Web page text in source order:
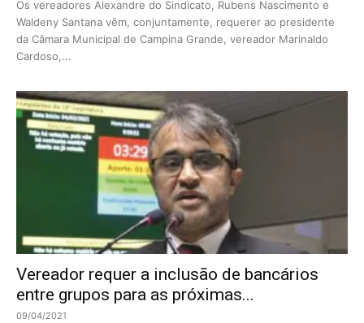
Os vereadores Alexandre do Sindicato, Rubens Nascimento e
Waldeny Santana vêm, conjuntamente, requerer ao presidente
da Câmara Municipal de Campina Grande, vereador Marinaldo
Cardoso,...
Vereador requer a inclusão de bancários
entre grupos para as próximas...
09/04/2021